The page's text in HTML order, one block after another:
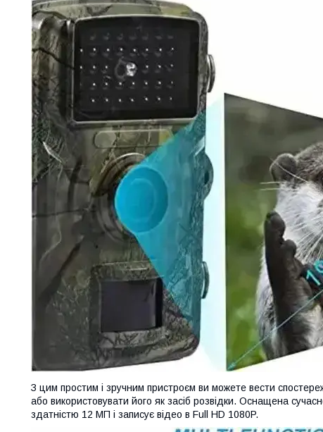
З цим простим і зручним пристроєм ви можете вести
або використовувати його як засіб розвідки. Оснащена
здатністю 12 МП і записує відео в Full HD 1080P.